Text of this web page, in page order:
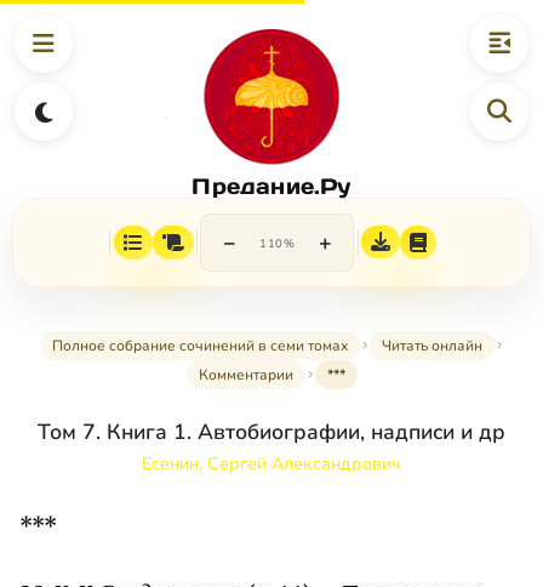
Предание.Ру
− 110% +
Полное собрание сочинений в семи томах
Читать онлайн
Комментарии
***
Том 7. Книга 1. Автобиографии, надписи и др
Есенин, Сергей Александрович
***